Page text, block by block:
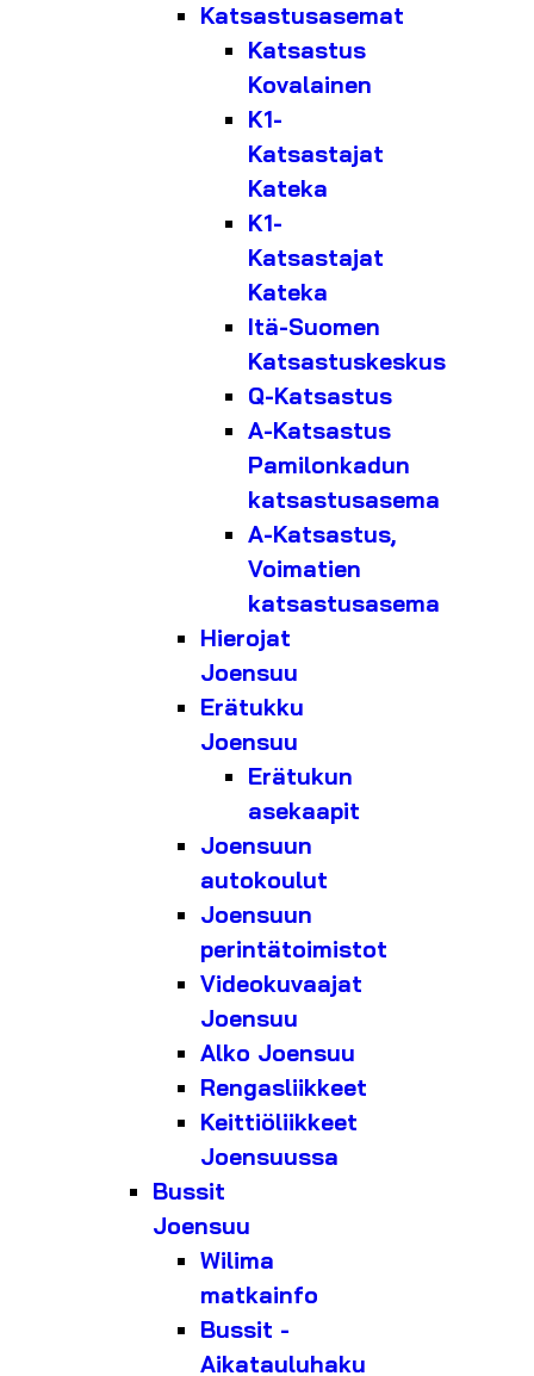
Katsastusasemat
Katsastus
Kovalainen
K1-
Katsastajat
Kateka
K1-
Katsastajat
Kateka
Itä-Suomen
Katsastuskeskus
Q-Katsastus
A-Katsastus
Pamilonkadun
katsastusasema
A-Katsastus,
Voimatien
katsastusasema
Hierojat
Joensuu
Erätukku
Joensuu
Erätukun
asekaapit
Joensuun
autokoulut
Joensuun
perintätoimistot
Videokuvaajat
Joensuu
Alko Joensuu
Rengasliikkeet
Keittiöliikkeet
Joensuussa
Bussit
Joensuu
Wilima
matkainfo
Bussit -
Aikatauluhaku